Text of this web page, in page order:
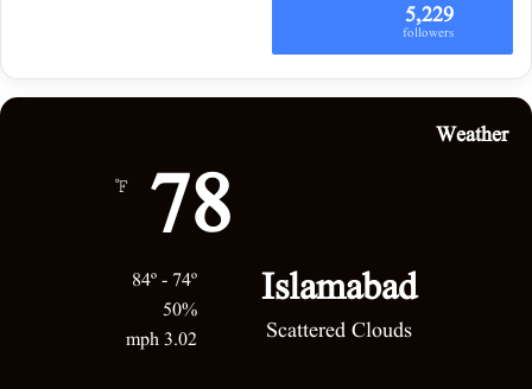
5,229
followers
Weather
Islamabad
Scattered Clouds
78
℉
50%
3.02 mph